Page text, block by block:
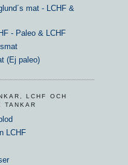
mat - LCHF &
- Paleo & LCHF
(Ej paleo)
LCHF OCH
TANKAR
LCHF